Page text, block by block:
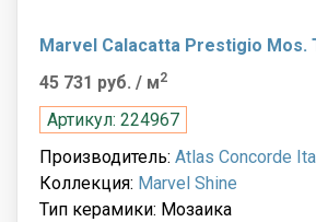
Marvel Calacatta Prestigio Mos.
45 731 руб. / м2
Артикул: 224967
Производитель: Atlas Concorde
Коллекция: Marvel Shine
Тип керамики: Мозаика